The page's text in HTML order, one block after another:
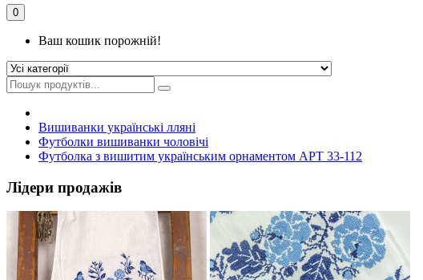
0
Ваш кошик порожній!
Вишиванки українські лляні
Футболки вишиванки чоловічі
Футболка з вишитим українським орнаментом АРТ 33-112
Лідери продажів